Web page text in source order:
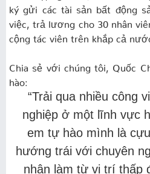
ký gửi các tài sản bất động
việc, trả lương cho 30 nhân
cộng tác viên trên khắp cả
Chia sẻ với chúng tôi, Quốc
hào:
“Trải qua nhiều công
nghiệp ở một lĩnh vực
em tự hào mình là
hướng trái với chuyên
nhận làm từ vị trí thấp